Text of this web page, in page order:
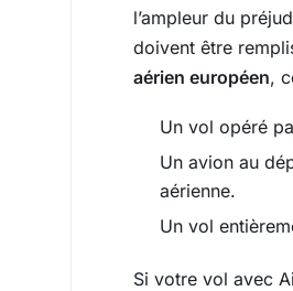
l’ampleur du
doivent être
aérien européen,
Un vol opéré
Un avion au
aérienne.
Un vol
Si votre vol avec